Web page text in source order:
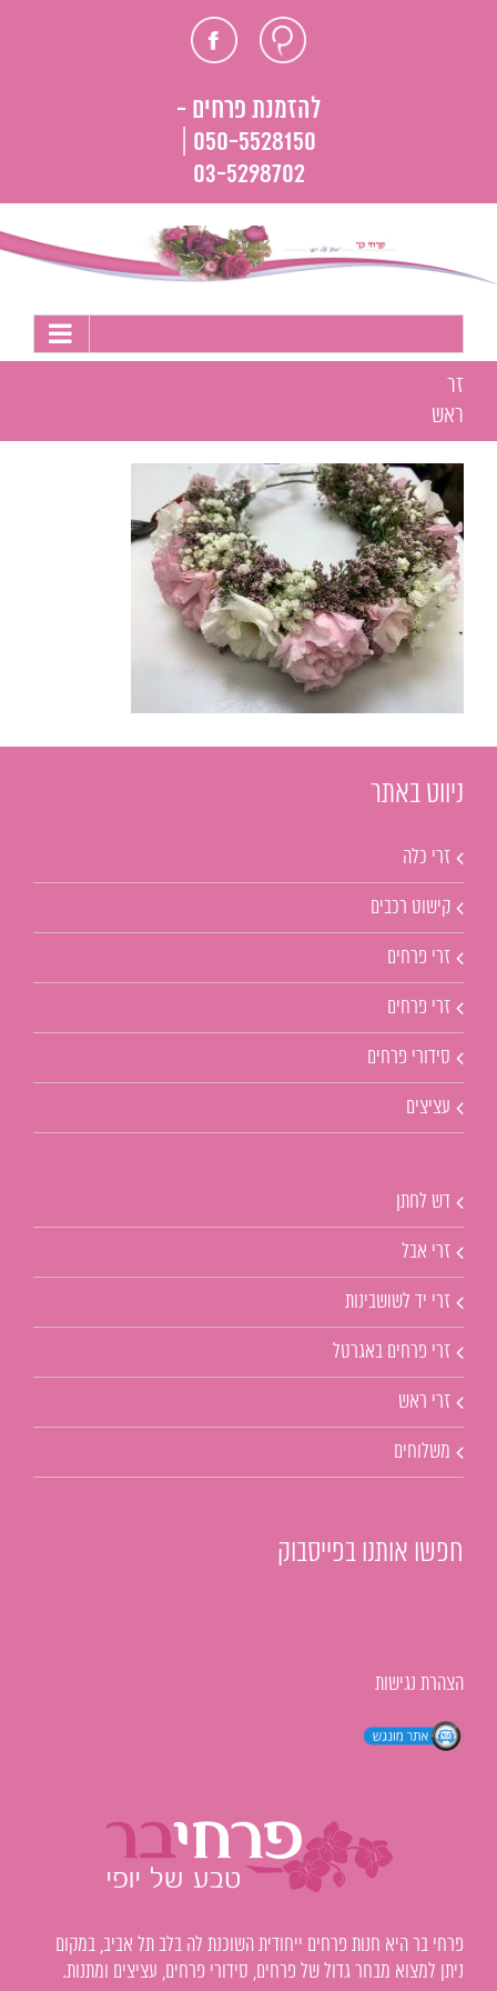
חוות פייסבוק
להזמנת פרחים -
050-5528150 |
03-5298702
זר
ראש
ניווט באתר
זרי כלה
קישוט רכבים
זרי פרחים
זרי פרחים
סידורי פרחים
עציצים
דש לחתן
זרי אבל
זרי יד לשושבינות
זרי פרחים באגרטל
זרי ראש
משלוחים
חפשו אותנו בפייסבוק
הצהרת נגישות
פרחי בר היא חנות פרחים ייחודית השוכנת לה בלב תל אביב, במקום
ניתן למצוא מבחר גדול של פרחים, סידורי פרחים, עציצים ומתנות.